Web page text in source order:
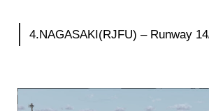
4.NAGASAKI(RJFU) – Runway